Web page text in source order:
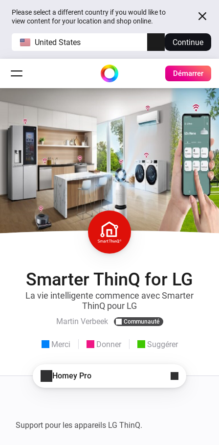
Please select a different country if you would like to
view content for your location and shop online.
United States Continue
Démarrer
Smarter ThinQ for LG
La vie intelligente commence avec Smarter
ThinQ pour LG
Martin Verbeek Communauté
Merci Donner Suggérer
Homey Pro
Support pour les appareils LG ThinQ.